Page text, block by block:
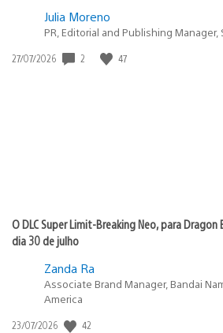
Julia Moreno
PR, Editorial and Publishing Manager,
Data
27/07/2026 2 47
O DLC Super Limit-Breaking Neo, para
dia 30 de julho
Zanda Ra
Associate Brand Manager, Bandai
America
Data
23/07/2026 42